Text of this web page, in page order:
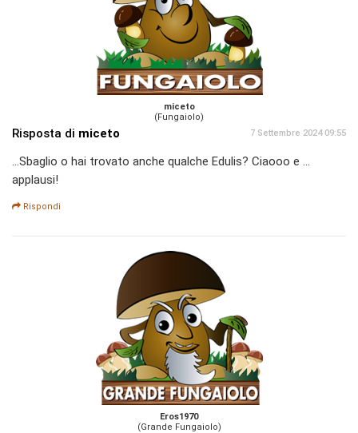
miceto
(Fungaiolo)
Risposta di miceto 7 Settembre 2024 09:55
...Sbaglio o hai trovato anche qualche Edulis? Ciaooo e ...
applausi!
Rispondi
Eros1970
(Grande Fungaiolo)